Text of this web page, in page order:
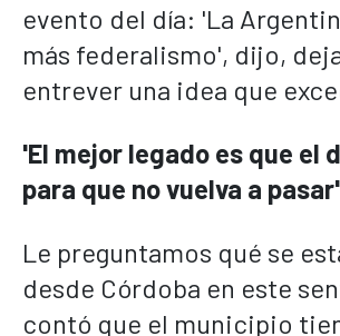
evento del día: 'La
más federalismo', dijo,
entrever una idea que
'El mejor legado es que el
para que no vuelva a pasar'
Le preguntamos qué se
desde Córdoba en este
contó que el municipio